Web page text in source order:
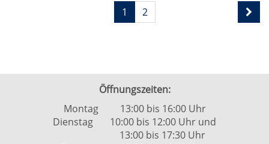
Seiten
blättern
1 2
Öffnungszeiten:
Montag 13:00 bis 16:00 Uhr
Dienstag 10:00 bis 12:00 Uhr und
13:00 bis 17:30 Uhr